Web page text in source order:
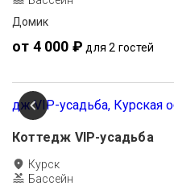
Домик
от 4 000 ₽ для 2 гостей
Коттедж VIP-усадьба
Курск
Бассейн